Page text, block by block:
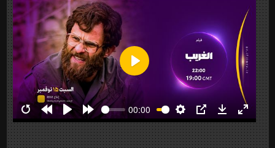
RestartRewind
10s
Play Forward
10s
00:00
Settings
PIP Download
Enter
Play